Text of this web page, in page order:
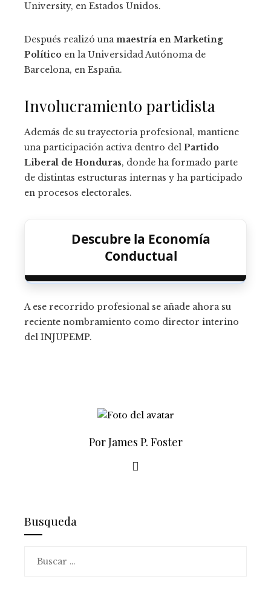
University, en Estados Unidos.
Después realizó unamaestría en Marketing
Político en la Universidad Autónoma de
Barcelona, en España.
Involucramiento partidista
Además de su trayectoria profesional, mantiene
una participación activa dentro del Partido
Liberal de Honduras, donde ha formado parte
de distintas estructuras internas y ha participado
en procesos electorales.
Descubre la Economía
Conductual
A ese recorrido profesional se añade ahora su
reciente nombramiento como director interino
del INJUPEMP.
Por James P. Foster
Busqueda